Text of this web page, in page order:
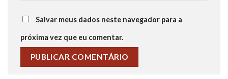
Salvar meus dados neste navegador para a
próxima vez que eu comentar.